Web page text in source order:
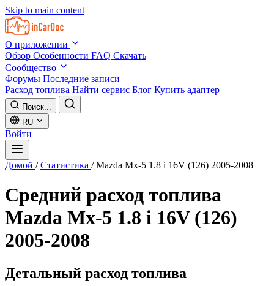
Skip to main content
О приложении
Обзор Особенности FAQ Скачать
Сообщество
Форумы Последние записи
Расход топлива Найти сервис Блог Купить адаптер
Поиск...
RU
Войти
Домой / Статистика / Mazda Mx-5 1.8 i 16V (126) 2005-2008
Средний расход топлива
Mazda Mx-5 1.8 i 16V (126)
2005-2008
Детальный расход топлива